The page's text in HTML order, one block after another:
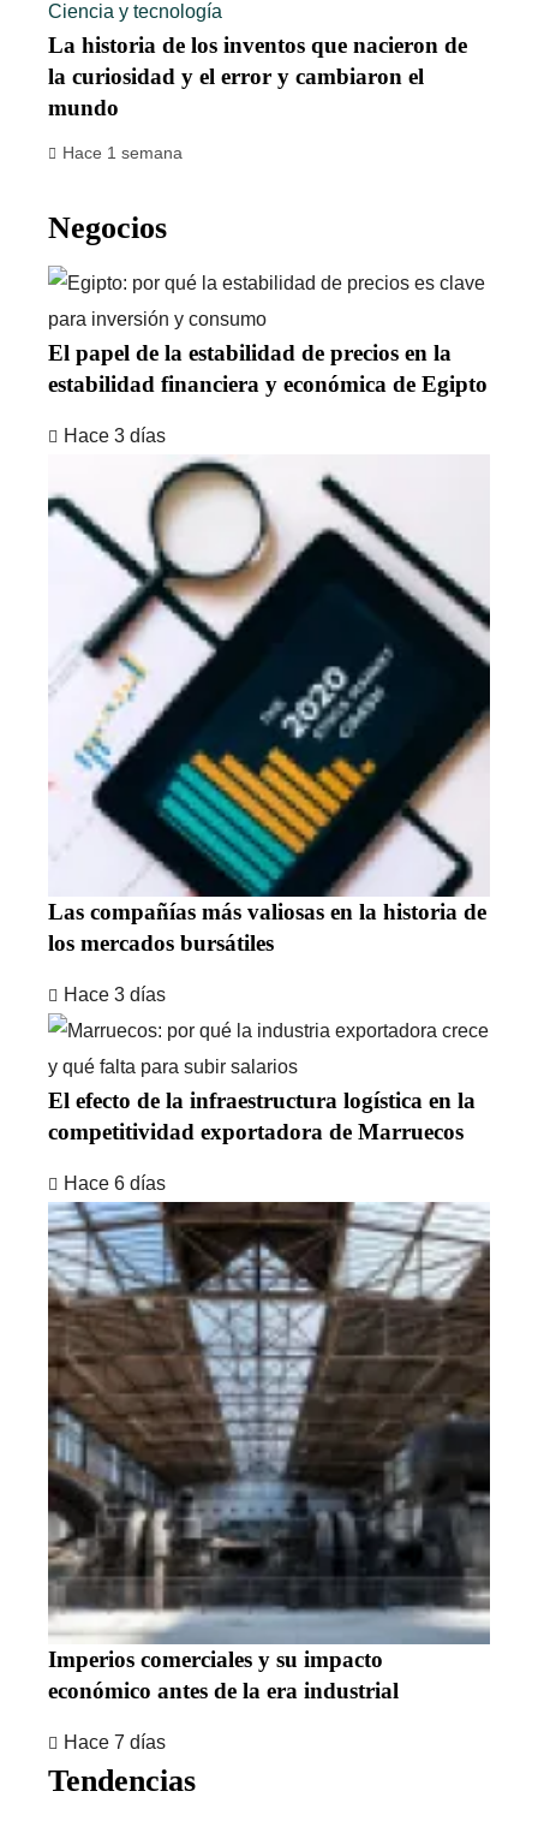
Ciencia y tecnología
La historia de los inventos que nacieron de
la curiosidad y el error y cambiaron el
mundo
Hace 1 semana
Negocios
El papel de la estabilidad de precios en la
estabilidad financiera y económica de Egipto
Hace 3 días
Las compañías más valiosas en la historia de
los mercados bursátiles
Hace 3 días
El efecto de la infraestructura logística en la
competitividad exportadora de Marruecos
Hace 6 días
Imperios comerciales y su impacto
económico antes de la era industrial
Hace 7 días
Tendencias